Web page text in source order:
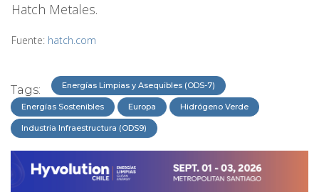
Hatch Metales.
Fuente: hatch.com
Tags: Energías Limpias y Asequibles (ODS-7)
Energías Sostenibles Europa Hidrógeno Verde
Industria Infraestructura (ODS9)